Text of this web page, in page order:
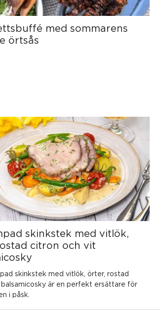
med sommarens
örtsås
skinkstek med vitlök,
citron och vit
skinkstek med vitlök, örter, rostad
är en perfekt ersättare för
i påsk.